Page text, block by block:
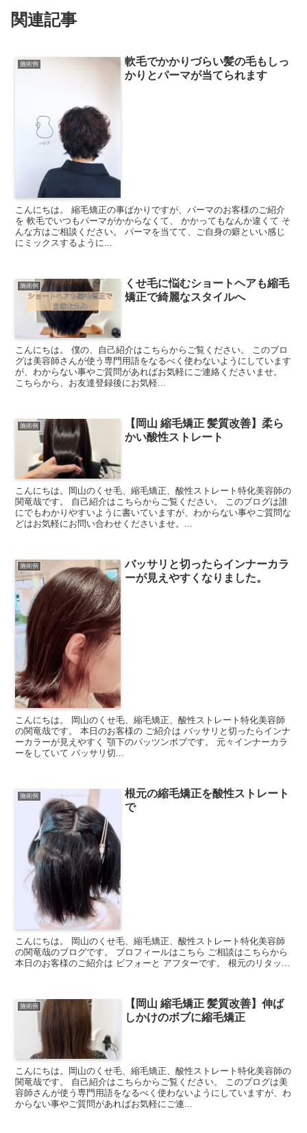
関連記事
施術例
軟毛でかかりづらい髪の毛もしっ
かりとパーマが当てられます
こんにちは。 縮毛矯正の事ばかりですが、パーマのお客様のご紹介
を 軟毛でいつもパーマがかからなくて、 かかってもなんか違くて そ
んな方はご相談ください。 パーマを当てて、ご自身の癖といい感じ
にミックスするように...
施術例
くせ毛に悩むショートヘアも縮毛
矯正で綺麗なスタイルへ
こんにちは。 僕の、自己紹介はこちらからご覧ください。 このブロ
グは美容師さんが使う専門用語をなるべく使わないようにしています
が、わからない事やご質問があればお気軽にご連絡くださいませ。
こちらから、お友達登録後にお気軽...
施術例
【岡山 縮毛矯正 髪質改善】柔ら
かい酸性ストレート
こんにちは。岡山のくせ毛、縮毛矯正、酸性ストレート特化美容師の
関竜哉です。 自己紹介はこちらからご覧ください。 このブログは誰
にでもわかりやすいように書いていますが、わからない事やご質問な
どはお気軽にお問い合わせくださいませ。...
施術例
バッサリと切ったらインナーカラ
ーが見えやすくなりました。
こんにちは。 岡山のくせ毛、縮毛矯正、酸性ストレート特化美容師
の関竜哉です。 本日のお客様の ご紹介は バッサリと切ったらインナ
ーカラーが見えやすく 顎下のパッツンボブです。 元々インナーカラ
ーをしていて バッサリ切...
施術例
根元の縮毛矯正を酸性ストレート
で
こんにちは。 岡山のくせ毛、縮毛矯正、酸性ストレート特化美容師
の関竜哉のブログです。 プロフィールはこちら ご相談はこちらから
本日のお客様のご紹介は ビフォーと アフターです。 根元のリタッ...
施術例
【岡山 縮毛矯正 髪質改善】伸ば
しかけのボブに縮毛矯正
こんにちは。岡山のくせ毛、縮毛矯正、酸性ストレート特化美容師の
関竜哉です。 自己紹介はこちらからご覧ください。 このブログは美
容師さんが使う専門用語をなるべく使わないようにしていますが、わ
からない事やご質問があればお気軽にご連...